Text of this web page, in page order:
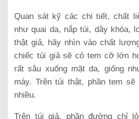
Quan sát kỹ các chi tiết, chất
như quai da, nắp túi, dây khóa,
thật giả, hãy nhìn vào chất
chiếc túi giả sẽ có tem cỡ lớn
rất sâu xuống mặt da, giống
máy. Trên túi thật, phần tem
nhiều.
Trên túi giả, phần đường chỉ